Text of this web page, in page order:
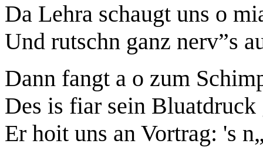
Da Lehra schaugt uns o
Und rutschn ganz nerv”s
Dann fangt a o zum
Des is fiar sein Bluatdruck
Er hoit uns an Vortrag: 's